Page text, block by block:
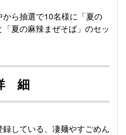
ら抽選で10名様に「夏の
夏の麻辣まぜそば」のセッ
細
録している、凄麺やすごめん